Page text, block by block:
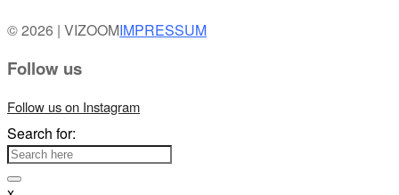
© 2026 | VIZOOMIMPRESSUM
Follow us
Follow us on Instagram
Search for: